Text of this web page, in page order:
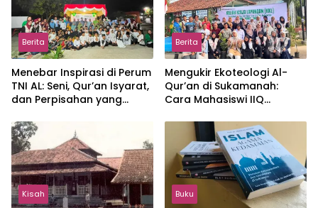
Berita
Menebar Inspirasi di Perum
TNI AL: Seni, Qur’an Isyarat,
dan Perpisahan yang
Berita
Mengukir Ekoteologi Al-
Qur’an di Sukamanah:
Cara Mahasiswi IIQ
Jonggol
Kisah Buku